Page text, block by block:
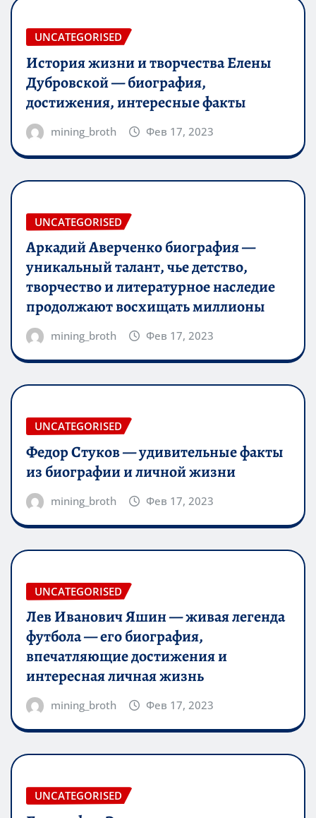
UNCATEGORISED
История жизни и творчества Елены
Дубровской — биография,
достижения, интересные факты
mining_broth Фев 17, 2023
UNCATEGORISED
Аркадий Аверченко биография —
уникальный талант, чье детство,
творчество и литературное наследие
продолжают восхищать миллионы
mining_broth Фев 17, 2023
UNCATEGORISED
Федор Стуков — удивительные факты
из биографии и личной жизни
mining_broth Фев 17, 2023
UNCATEGORISED
Лев Иванович Яшин — живая легенда
футбола — его биография,
впечатляющие достижения и
интересная личная жизнь
mining_broth Фев 17, 2023
UNCATEGORISED